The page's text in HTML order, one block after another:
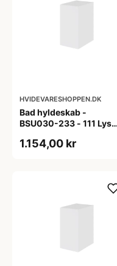
HVIDEVARESHOPPEN.DK
Bad hyldeskab -
BSU030-233 - 111 Lys
1.154,00 kr